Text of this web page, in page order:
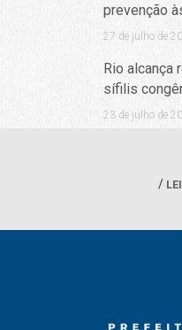
prevenção
27 de julho de
Rio alcança
sífilis
23 de julho de